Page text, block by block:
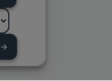
→